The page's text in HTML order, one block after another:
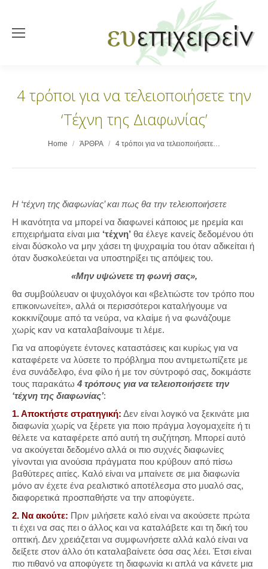
4 τρόποι για να τελειοποιήσετε την
‘Τέχνη της Διαφωνίας’
You are here:
Home ΆΡΘΡΑ 4 τρόποι για να τελειοποιήσετε…
Η ‘τέχνη της διαφωνίας’ και πως θα την τελειοποιήσετε
Η ικανότητα να μπορεί να διαφωνεί κάποιος με ηρεμία και
επιχειρήματα είναι μια ‘τέχνη’ θα έλεγε κανείς δεδομένου ότι
είναι δύσκολο να μην χάσει τη ψυχραιμία του όταν αδικείται ή
όταν δυσκολεύεται να υποστηρίξει τις απόψεις του.
«Μην υψώνετε τη φωνή σας»,
θα συμβούλευαν οι ψυχολόγοι και «βελτιώστε τον τρόπο που
επικοινωνείτε», αλλά οι περισσότεροι καταλήγουμε να
κοκκινίζουμε από τα νεύρα, να κλαίμε ή να φωνάζουμε
χωρίς καν να καταλαβαίνουμε τι λέμε.
Για να αποφύγετε έντονες καταστάσεις και κυρίως για να
καταφέρετε να λύσετε το πρόβλημα που αντιμετωπίζετε με
ένα συνάδελφο, ένα φίλο ή με τον σύντροφό σας, δοκιμάστε
τους παρακάτω 4 τρόπους για να τελειοποιήσετε την
‘τέχνη της διαφωνίας’:
1. Αποκτήστε στρατηγική: Δεν είναι λογικό να ξεκινάτε μια
διαφωνία χωρίς να ξέρετε για ποιο πράγμα λογομαχείτε ή τι
θέλετε να καταφέρετε από αυτή τη συζήτηση. Μπορεί αυτό
να ακούγεται δεδομένο αλλά οι πιο συχνές διαφωνίες
γίνονται για ανούσια πράγματα που κρύβουν από πίσω
βαθύτερες αιτίες. Καλό είναι να μπαίνετε σε μια διαφωνία
μόνο αν έχετε ένα ρεαλιστικό αποτέλεσμα στο μυαλό σας,
διαφορετικά προσπαθήστε να την αποφύγετε.
2. Να ακούτε: Πριν μιλήσετε καλό είναι να ακούσετε πρώτα
τι έχει να σας πει ο άλλος και να καταλάβετε και τη δική του
οπτική. Δεν χρειάζεται να συμφωνήσετε αλλά καλό είναι να
δείξετε στον άλλο ότι καταλαβαίνετε όσα σας λέει. Έτσι είναι
πιο πιθανό να αποφύγετε τη διαφωνία κι απλά να κάνετε μια